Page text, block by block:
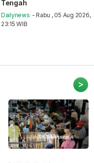
Tengah
Dailynews - Rabu , 05 Aug 2026,
23:15 WIB
>